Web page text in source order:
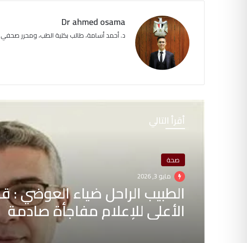
Dr ahmed osama
د. أحمد أسامة، طالب بكلية الطب، ومحرر صحفي
أقرأ التالي
صحة
مايو 3, 2026
الطبيب الراحل ضياء العوضي :
الأعلى للإعلام مفاجأة صادمة
حول منع نشر مقاطعه 2026